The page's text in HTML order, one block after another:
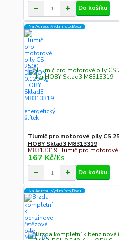
Do košíku
Na Adresu,Výd.místo,Boxu
Tlumič pro motorové pily CS
HOBY Sklad3 M8313319
M8313319 Tlumič pro motorové
167 Kč/Ks
Do košíku
Na Adresu,Výd.místo,Boxu